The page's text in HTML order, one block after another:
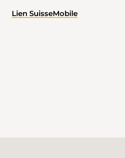
Lien SuisseMobile